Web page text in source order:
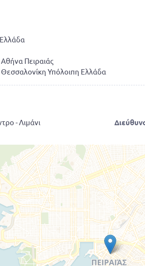
Πειραιάς
Θεσσαλονίκη Υπόλοιπη Ελλάδα
- Λιμάνι